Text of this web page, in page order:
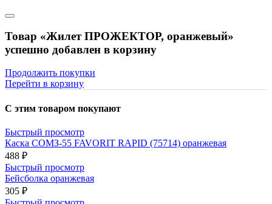
Товар «Жилет ПРОЖЕКТОР, оранжевый»
успешно добавлен в корзину
Продолжить покупки
Перейти в корзину
С этим товаром покупают
Быстрый просмотр
Каска СОМЗ-55 FAVORIT RAPID (75714) оранжевая
488 ₽
Быстрый просмотр
Бейсболка оранжевая
305 ₽